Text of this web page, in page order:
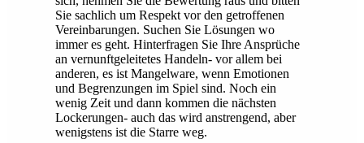
Sie sachlich um Respekt vor den getroffenen
Vereinbarungen. Suchen Sie Lösungen wo
immer es geht. Hinterfragen Sie Ihre Ansprüche
an vernunftgeleitetes Handeln- vor allem bei
anderen, es ist Mangelware, wenn Emotionen
und Begrenzungen im Spiel sind. Noch ein
wenig Zeit und dann kommen die nächsten
Lockerungen- auch das wird anstrengend, aber
wenigstens ist die Starre weg.